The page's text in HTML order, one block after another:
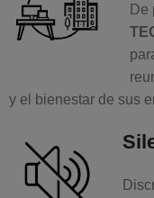
De
y el bienestar de sus